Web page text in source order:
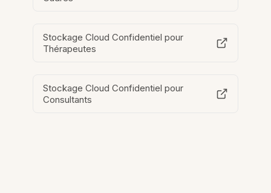
Stockage Cloud Confidentiel pour
Thérapeutes
Stockage Cloud Confidentiel pour
Consultants